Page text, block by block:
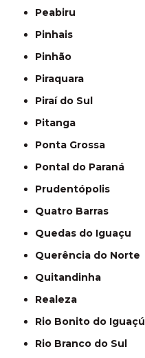
Peabiru
Pinhais
Pinhão
Piraquara
Piraí do Sul
Pitanga
Ponta Grossa
Pontal do Paraná
Prudentópolis
Quatro Barras
Quedas do Iguaçu
Querência do Norte
Quitandinha
Realeza
Rio Bonito do Iguaçú
Rio Branco do Sul